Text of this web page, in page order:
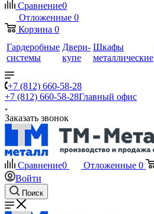
Сравнение0
Отложенные 0
Корзина 0
Гардеробные
системы
Двери-
купе
Шкафы
металлические
+7 (812) 660-58-28
+7 (812) 660-58-28Главный офис
Заказать звонок
Сравнение0 Отложенные 0
Войти
Поиск